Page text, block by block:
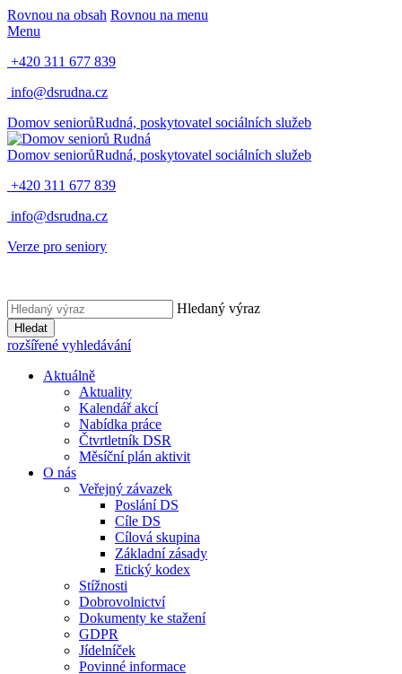
Rovnou na obsah Rovnou na menu
Menu
+420 311 677 839
info@dsrudna.cz
Domov seniorůRudná, poskytovatel sociálních služeb
Domov seniorůRudná, poskytovatel sociálních služeb
+420 311 677 839
info@dsrudna.cz
Verze pro seniory
Hledaný výraz
Hledat
rozšířené vyhledávání
Aktuálně
Aktuality
Kalendář akcí
Nabídka práce
Čtvrtletník DSR
Měsíční plán aktivit
O nás
Veřejný závazek
Poslání DS
Cíle DS
Cílová skupina
Základní zásady
Etický kodex
Stížnosti
Dobrovolnictví
Dokumenty ke stažení
GDPR
Jídelníček
Povinné informace